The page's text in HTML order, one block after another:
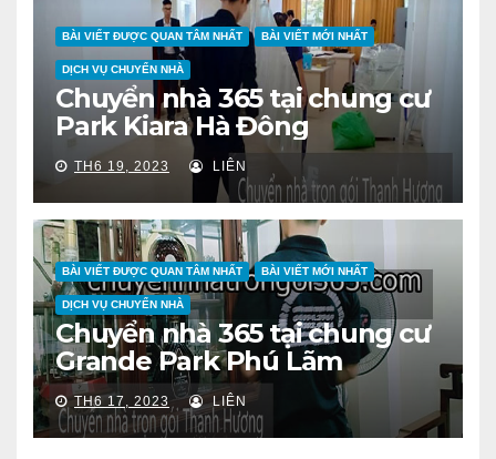
BÀI VIẾT ĐƯỢC QUAN TÂM NHẤT BÀI VIẾT MỚI NHẤT
DỊCH VỤ CHUYỂN NHÀ
Chuyển nhà 365 tại chung cư
Park Kiara Hà Đông
TH6 19, 2023 LIÊN
BÀI VIẾT ĐƯỢC QUAN TÂM NHẤT BÀI VIẾT MỚI NHẤT
DỊCH VỤ CHUYỂN NHÀ
Chuyển nhà 365 tại chung cư
Grande Park Phú Lãm
TH6 17, 2023 LIÊN